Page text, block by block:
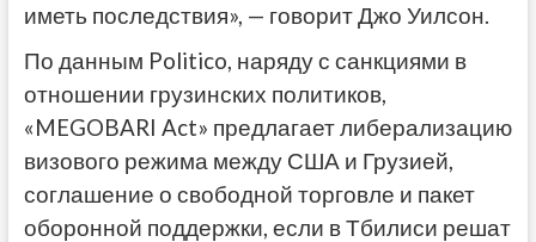
иметь последствия», — говорит Джо Уилсон.
По данным Politico, наряду с санкциями в
отношении грузинских политиков,
«MEGOBARI Act» предлагает либерализацию
визового режима между США и Грузией,
соглашение о свободной торговле и пакет
оборонной поддержки, если в Тбилиси решат